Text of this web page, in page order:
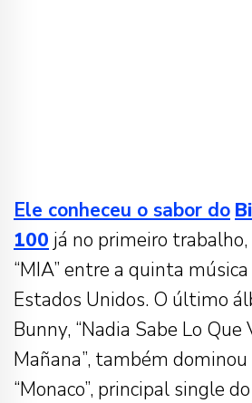
Ele conheceu o sabor do
100 já no primeiro
“MIA” entre a quinta
Estados Unidos. O último
Bunny, “Nadia Sabe Lo Que
Mañana”, também
“Monaco”, principal single